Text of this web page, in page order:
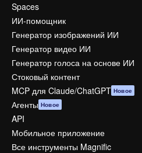
Spaces
ИИ-помощник
Генератор изображений ИИ
Генератор видео ИИ
Генератор голоса на основе ИИ
Стоковый контент
MCP для Claude/ChatGPT Новое
Агенты Новое
API
Мобильное приложение
Все инструменты Magnific